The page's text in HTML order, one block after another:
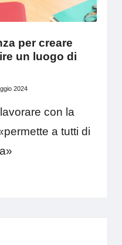
per creare
un luogo di
2024
con la
a tutti di